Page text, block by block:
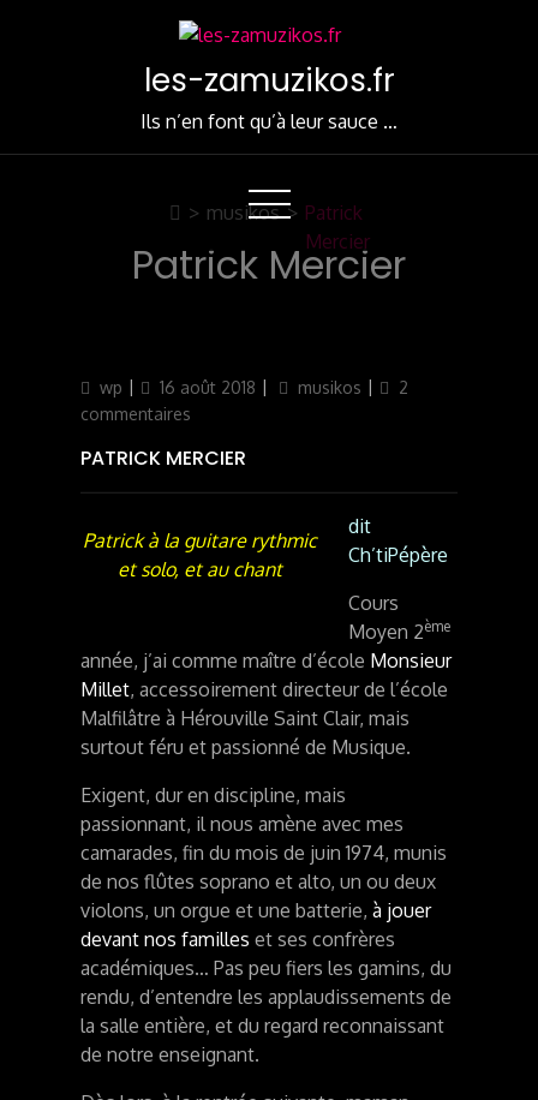
les-zamuzikos.fr
Ils n’en font qu’à leur sauce …
Patrick Mercier
> musikos > Patrick
Mercier
Author
wp
Updated
on
16 août 2018 Categories
musikos
2
commentaires
Mercier
PATRICK MERCIER
Patrick à la guitare rythmic
et solo, et au chant
dit
Ch’tiPépère
Cours
Moyen 2ème
année, j’ai comme maître d’école Monsieur
Millet, accessoirement directeur de l’école
Malfilâtre à Hérouville Saint Clair, mais
surtout féru et passionné de Musique.
Exigent, dur en discipline, mais
passionnant, il nous amène avec mes
camarades, fin du mois de juin 1974, munis
de nos flûtes soprano et alto, un ou deux
violons, un orgue et une batterie,à jouer
devant nos familles et ses confrères
académiques… Pas peu fiers les gamins, du
rendu, d’entendre les applaudissements de
la salle entière, et du regard reconnaissant
de notre enseignant.